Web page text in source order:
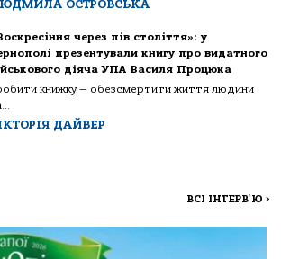
ОСТРОВСЬКА
через пів століття»: у
презентували книгу про видатного
діяча УПА Василя Процюка
книжку — обезсмертити життя людини
ДАЙВЕР
ВСІ ІНТЕРВ'Ю >